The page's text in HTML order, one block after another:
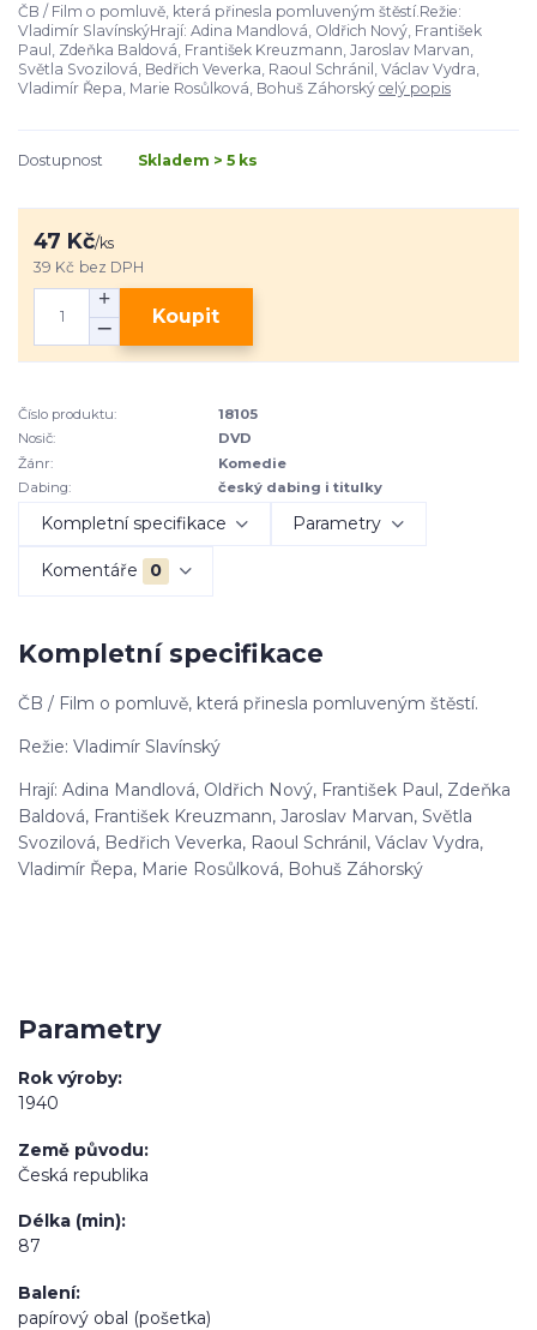
ČB / Film o pomluvě, která přinesla pomluveným štěstí.Režie:
Vladimír SlavínskýHrají: Adina Mandlová, Oldřich Nový, František
Paul, Zdeňka Baldová, František Kreuzmann, Jaroslav Marvan,
Světla Svozilová, Bedřich Veverka, Raoul Schránil, Václav Vydra,
Vladimír Řepa, Marie Rosůlková, Bohuš Záhorský celý popis
Dostupnost Skladem > 5 ks
47 Kč/ks
39 Kč bez DPH
Koupit
Číslo produktu:
18105
Nosič:
DVD
Žánr:
Komedie
Dabing:
český dabing i titulky
Kompletní specifikace Parametry
Komentáře 0
Kompletní specifikace
ČB / Film o pomluvě, která přinesla pomluveným štěstí.
Režie: Vladimír Slavínský
Hrají: Adina Mandlová, Oldřich Nový, František Paul, Zdeňka
Baldová, František Kreuzmann, Jaroslav Marvan, Světla
Svozilová, Bedřich Veverka, Raoul Schránil, Václav Vydra,
Vladimír Řepa, Marie Rosůlková, Bohuš Záhorský
Parametry
Rok výroby
1940
Země původu
Česká republika
Délka (min)
87
Balení
papírový obal (pošetka)